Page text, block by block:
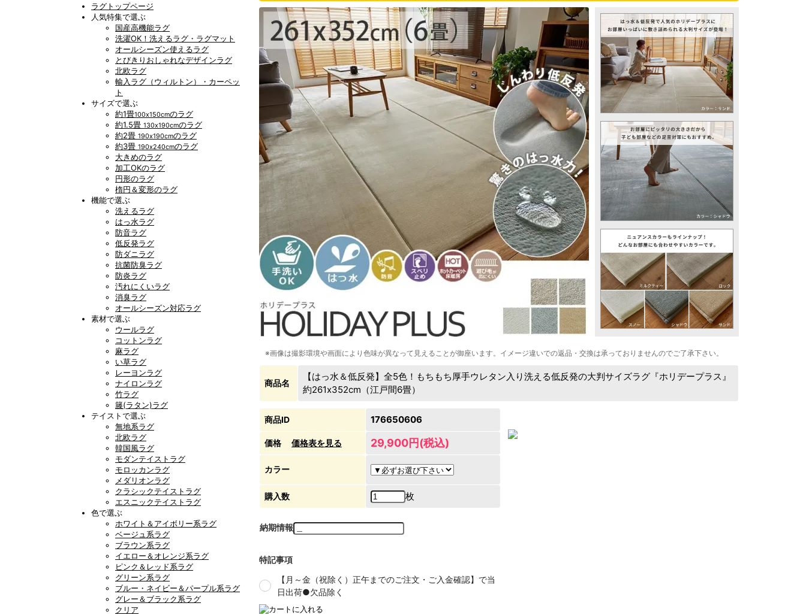
ラグトップページ
人気特集で選ぶ
国産高機能ラグ
洗濯OK！洗えるラグ・ラグマット
オールシーズン使えるラグ
とびきりおしゃれなデザインラグ
北欧ラグ
輸入ラグ（ウィルトン）・カーペッ
ト
サイズで選ぶ
約1畳100x150cmのラグ
約1.5畳 130x190cmのラグ
約2畳 190x190cmのラグ
約3畳 190x240cmのラグ
大きめのラグ
加工OKのラグ
円形のラグ
楕円＆変形のラグ
機能で選ぶ
洗えるラグ
はっ水ラグ
防音ラグ
低反発ラグ
防ダニラグ
抗菌防臭ラグ
防炎ラグ
汚れにくいラグ
消臭ラグ
オールシーズン対応ラグ
素材で選ぶ
ウールラグ
コットンラグ
麻ラグ
い草ラグ
レーヨンラグ
ナイロンラグ
竹ラグ
籐(ラタン)ラグ
テイストで選ぶ
無地系ラグ
北欧ラグ
韓国風ラグ
モダンテイストラグ
モロッカンラグ
メダリオンラグ
クラシックテイストラグ
エスニックテイストラグ
色で選ぶ
ホワイト＆アイボリー系ラグ
ベージュ系ラグ
ブラウン系ラグ
イエロー＆オレンジ系ラグ
ピンク＆レッド系ラグ
グリーン系ラグ
ブルー・ネイビー＆パープル系ラグ
グレー＆ブラック系ラグ
クリア
※画像は撮影環境や画面により色味が異なって見えることが御座います。イメージ違いでの返品・交換は承っておりませんのでご了承下さい。
商品名
【はっ水＆低反発】全5色！もちもち厚手ウレタン入り洗える低反発の大判サイズラグ『ホリデープラス』
約261x352cm（江戸間6畳）
商品ID 176650606
価格 価格表を見る 29,900円(税込)
カラー
購入数 枚
納期情報
特記事項
【月～金（祝除く）正午までのご注文・ご入金確認】で当
日出荷●欠品除く